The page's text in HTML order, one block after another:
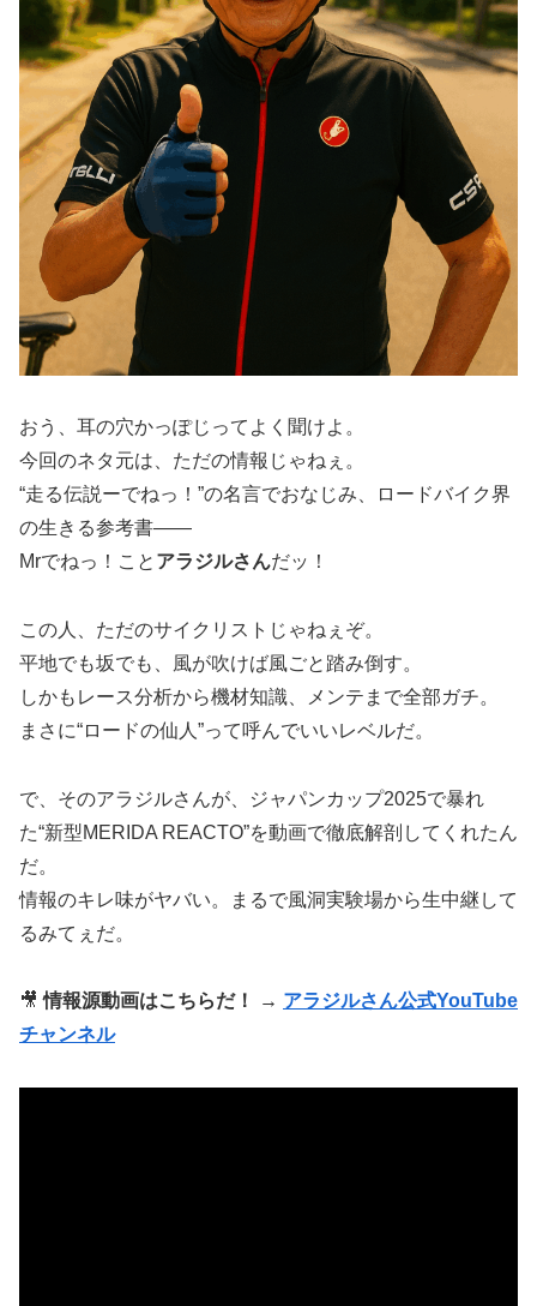
おう、耳の穴かっぽじってよく聞けよ。
今回のネタ元は、ただの情報じゃねぇ。
“走る伝説ーでねっ！”の名言でおなじみ、ロードバイク界
の生きる参考書――
Mrでねっ！こと アラジルさんだッ！
この人、ただのサイクリストじゃねぇぞ。
平地でも坂でも、風が吹けば風ごと踏み倒す。
しかもレース分析から機材知識、メンテまで全部ガチ。
まさに“ロードの仙人”って呼んでいいレベルだ。
で、そのアラジルさんが、ジャパンカップ2025で暴れ
た“新型MERIDA REACTO”を動画で徹底解剖してくれたん
だ。
情報のキレ味がヤバい。まるで風洞実験場から生中継して
るみてぇだ。
🎥情報源動画はこちらだ！ → アラジルさん公式YouTube
チャンネル